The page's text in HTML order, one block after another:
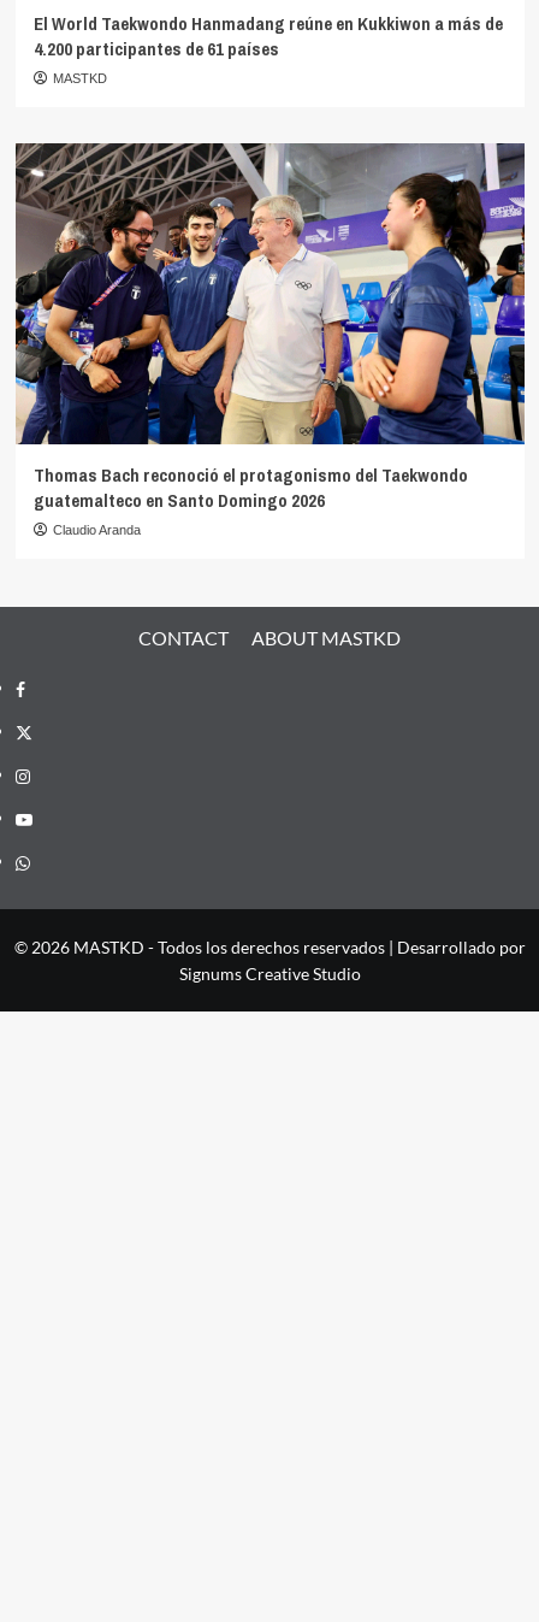
El World Taekwondo Hanmadang reúne en Kukkiwon a más de
4.200 participantes de 61 países
MASTKD
Thomas Bach reconoció el protagonismo del Taekwondo
guatemalteco en Santo Domingo 2026
Claudio Aranda
CONTACT ABOUT MASTKD
Facebook
X
Instagram
YouTube
Whatsapp